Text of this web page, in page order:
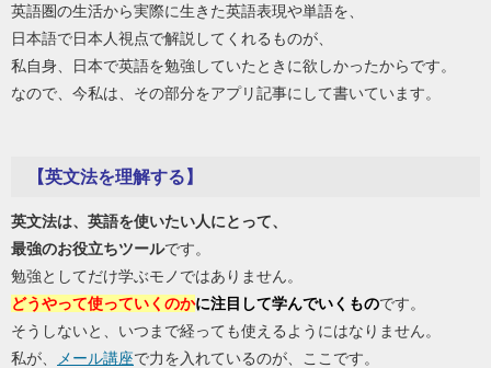
英語圏の生活から実際に生きた英語表現や単語を、
日本語で日本人視点で解説してくれるものが、
私自身、日本で英語を勉強していたときに欲しかったからです。
なので、今私は、その部分をアプリ記事にして書いています。
【英文法を理解する】
英文法は、英語を使いたい人にとって、
最強のお役立ちツールです。
勉強としてだけ学ぶモノではありません。
どうやって使っていくのかに注目して学んでいくものです。
そうしないと、いつまで経っても使えるようにはなりません。
私が、
メール講座で力を入れているのが、ここです。